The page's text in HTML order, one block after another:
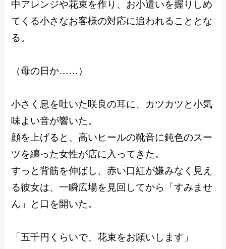
中アレンジや花束を作り、お小遣いを握りしめ
てくる小さなお客様の対応に追われることとな
る。
（母の日か……）
小さく息を吐いた咲良の耳に、カツカツと小気
味よい音が響いた。
顔を上げると、高いヒールの靴音に鈍色のスー
ツを纏った女性が店に入ってきた。
すっと背筋を伸ばし、赤い口紅が嫌みなく見え
る彼女は、一瞬広場を見回してから「すみませ
ん」と口を開いた。
「五千円くらいで、花束をお願いします」